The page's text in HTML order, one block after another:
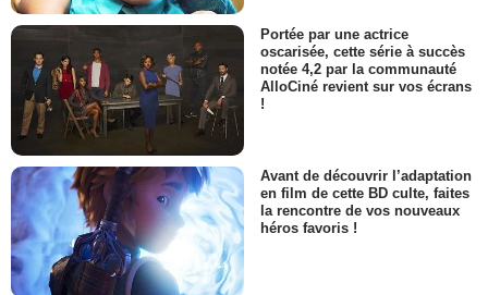
Portée par une actrice
oscarisée, cette série à succès
notée 4,2 par la communauté
AlloCiné revient sur vos écrans
!
Avant de découvrir l’adaptation
en film de cette BD culte, faites
la rencontre de vos nouveaux
héros favoris !